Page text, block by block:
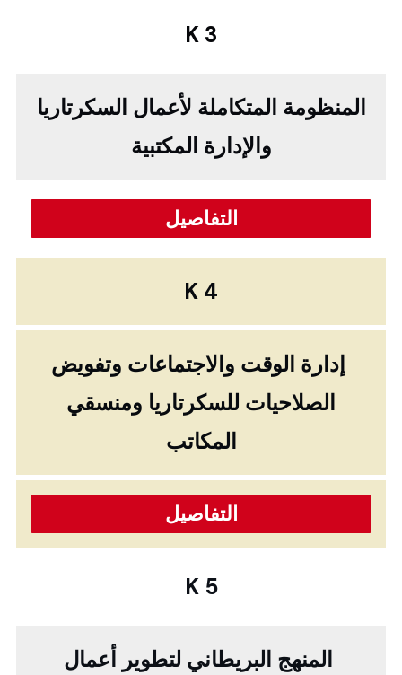
K 3
المنظومة المتكاملة لأعمال السكرتاريا
والإدارة المكتبية
التفاصيل
K 4
إدارة الوقت والاجتماعات وتفويض
الصلاحيات للسكرتاريا ومنسقي
المكاتب
التفاصيل
K 5
المنهج البريطاني لتطوير أعمال